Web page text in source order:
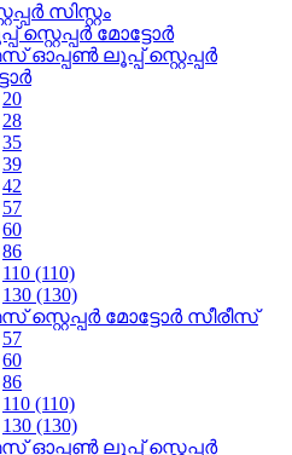
സിസ്റ്റം
സ്റ്റെപ്പർ മോട്ടോർ
ഓപ്പൺ ലൂപ്പ് സ്റ്റെപ്പർ
20
28
35
39
42
57
60
86
110 (110)
130 (130)
സ്റ്റെപ്പർ മോട്ടോർ സീരീസ്
57
60
86
110 (110)
130 (130)
ഓപ്പൺ ലൂപ്പ് സ്റ്റെപ്പർ